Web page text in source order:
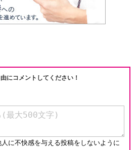
にコメントしてください！